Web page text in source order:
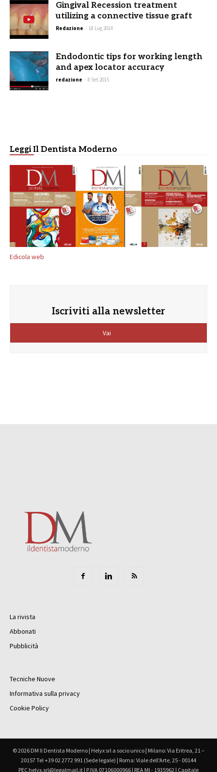
Gingival Recession treatment
utilizing a connective tissue graft
Redazione - 18 Lug 2014
Endodontic tips for working length
and apex locator accuracy
redazione - 8 Set 2015
Leggi Il Dentista Moderno
Edicola web
Iscriviti alla newsletter
Vai
La rivista
Abbonati
Pubblicità
Tecniche Nuove
Informativa sulla privacy
Cookie Policy
© 2026 DM Il Dentista Moderno | Helyx srl a socio unico | Milano: Via Eritrea, 21 –
20157 Tel +39 02 2772 991 (Sede legale) | Roma: Viale dell'Arte, 25 - 00144
PEC helyx.srl@legalmail.it | P.IVA 07106000966 | REA MI - 1935962 | Capitale